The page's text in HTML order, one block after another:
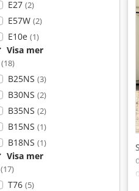
E27 (2)
E57W (2)
E10e (1)
Visa mer
(18)
B25NS (3)
B30NS (2)
B35NS (2)
B15NS (1)
B18NS (1)
Visa mer
(17)
T76 (5)